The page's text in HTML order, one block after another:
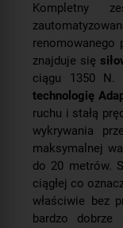
Kompletny
renomowanego
znajduje się
ciągu 1350 N.
technologię
ruchu i stałą
wykrywania
maksymalnej
do 20 metrów.
ciągłej co
właściwie bez
bardzo dobrze